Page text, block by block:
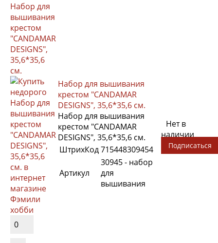
Набор для
вышивания
крестом
"CANDAMAR
DESIGNS",
35,6*35,6
см.
0
Набор для вышивания
крестом "CANDAMAR
DESIGNS", 35,6*35,6 см.
Набор для вышивания
крестом "CANDAMAR
DESIGNS", 35,6*35,6 см.
ШтрихКод715448309454
Артикул
30945 - набор
для
вышивания
Нет в
наличии
Подписаться